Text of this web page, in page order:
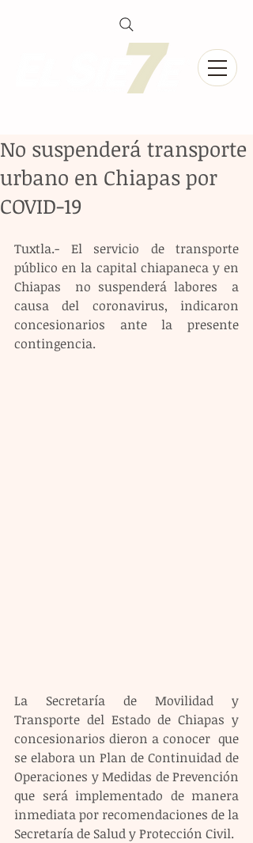
No suspenderá transporte
urbano en Chiapas por
COVID-19
Tuxtla.- El servicio de transporte
público en la capital chiapaneca y en
Chiapas  no suspenderá labores  a
causa del coronavirus, indicaron
concesionarios ante la presente
contingencia.
La Secretaría de Movilidad y
Transporte del Estado de Chiapas y
concesionarios dieron a conocer  que
se elabora un Plan de Continuidad de
Operaciones y Medidas de Prevención
que será implementado de manera
inmediata por recomendaciones de la
Secretaría de Salud y Protección Civil.